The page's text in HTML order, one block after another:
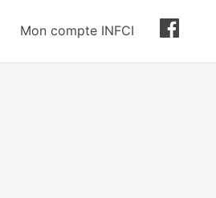
Mon compte INFCI